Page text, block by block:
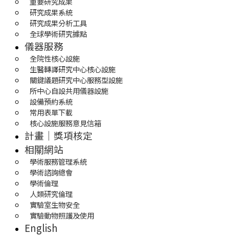
研究成果系統
研究成果分析工具
全球學術研究據點
儀器服務
全院性核心設施
生醫轉譯研究中心核心設施
關鍵議題研究中心服務型設施
所中心自設共用儀器設施
設備預約系統
常用表單下載
核心設施服務意見信箱
計畫｜獎項核定
相關網站
學術服務管理系統
學術諮詢總會
學術倫理
人類研究倫理
實驗室生物安全
實驗動物照護及使用
English